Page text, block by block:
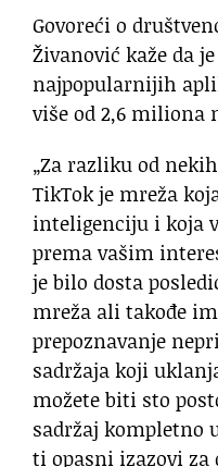
Govoreći o
Živanović kaže da
najpopularnijih
više od 2,6 miliona
„Za razliku od
TikTok je mreža
inteligenciju i koja
prema vašim
je bilo dosta
mreža ali takođe
prepoznavanje
sadržaja koji
možete biti sto
sadržaj kompletno
ti opasni izazovi za